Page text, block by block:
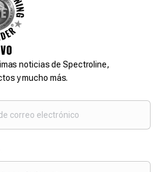
noticias de Spectroline,
y mucho más.